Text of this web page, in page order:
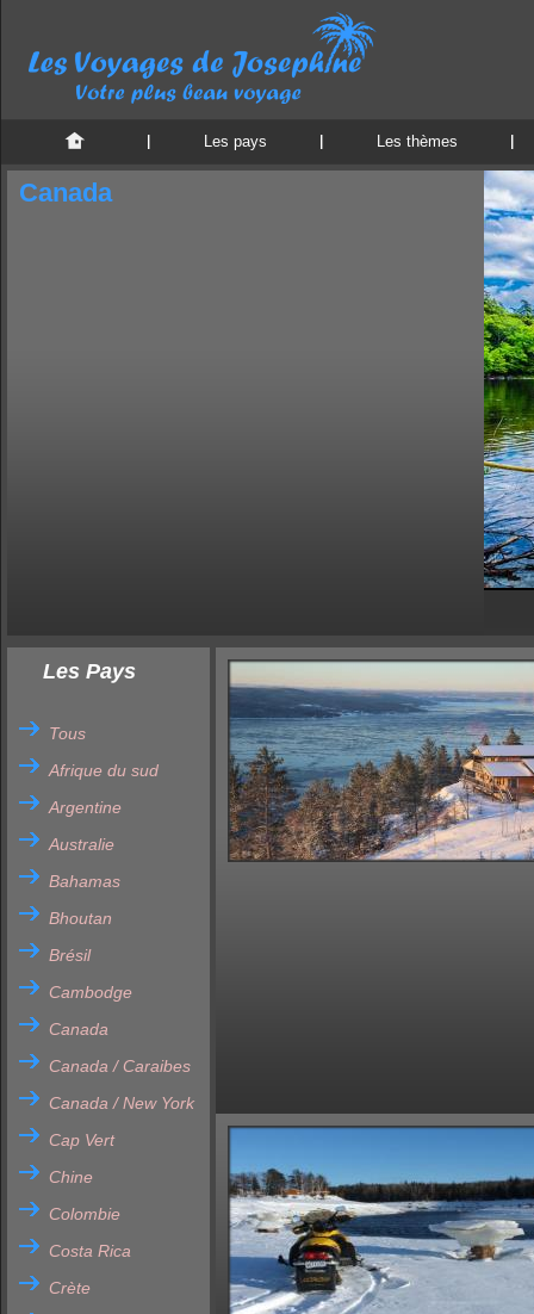
Les pays Les thèmes
Canada
Les Pays
Tous
Afrique du sud
Argentine
Australie
Bahamas
Bhoutan
Brésil
Cambodge
Canada
Canada / Caraibes
Canada / New York
Cap Vert
Chine
Colombie
Costa Rica
Crète